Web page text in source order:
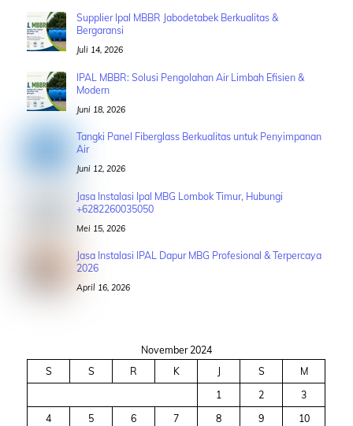
Supplier Ipal MBBR Jabodetabek Berkualitas &
Bergaransi
Juli 14, 2026
IPAL MBBR: Solusi Pengolahan Air Limbah Efisien &
Modern
Juni 18, 2026
Tangki Panel Fiberglass Berkualitas untuk Penyimpanan
Air
Juni 12, 2026
Jasa Instalasi Ipal MBG Lombok Timur, Hubungi
+6282260035050
Mei 15, 2026
Jasa Instalasi IPAL Dapur MBG Profesional & Terpercaya
2026
April 16, 2026
November 2024
S
S R K S
M
1
2
3
4
5 6 7 8 9
10